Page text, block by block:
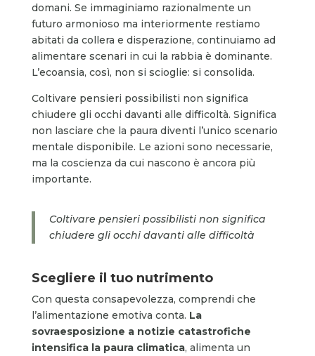
domani. Se immaginiamo razionalmente un
futuro armonioso ma interiormente restiamo
abitati da collera e disperazione, continuiamo ad
alimentare scenari in cui la rabbia è dominante.
L’ecoansia, così, non si scioglie: si consolida.
Coltivare pensieri possibilisti non significa
chiudere gli occhi davanti alle difficoltà. Significa
non lasciare che la paura diventi l’unico scenario
mentale disponibile. Le azioni sono necessarie,
ma la coscienza da cui nascono è ancora più
importante.
Coltivare pensieri possibilisti non significa
chiudere gli occhi davanti alle difficoltà
Scegliere il tuo nutrimento
Con questa consapevolezza, comprendi che
l’alimentazione emotiva conta. La
sovraesposizione a notizie catastrofiche
intensifica la paura climatica, alimenta un